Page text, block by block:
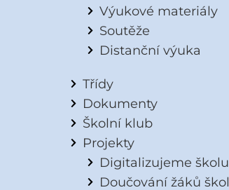
Výukové materiály
Soutěže
Distanční výuka
Třídy
Dokumenty
Školní klub
Projekty
Digitalizujeme školu
Doučování žáků škol